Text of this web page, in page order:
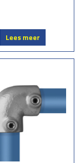
Lees meer